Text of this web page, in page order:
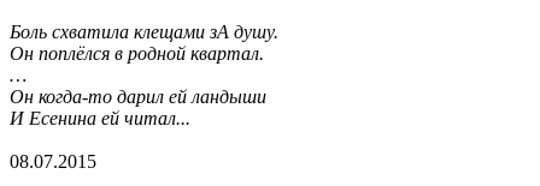
Боль схватила клещами зА душу.
Он поплёлся в родной квартал.
…
Он когда-то дарил ей ландыши
И Есенина ей читал...
08.07.2015